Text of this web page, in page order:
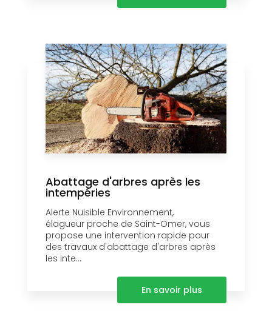
Abattage d'arbres après les
intempéries
Alerte Nuisible Environnement,
élagueur proche de Saint-Omer, vous
propose une intervention rapide pour
des travaux d'abattage d'arbres après
les inte...
En savoir plus